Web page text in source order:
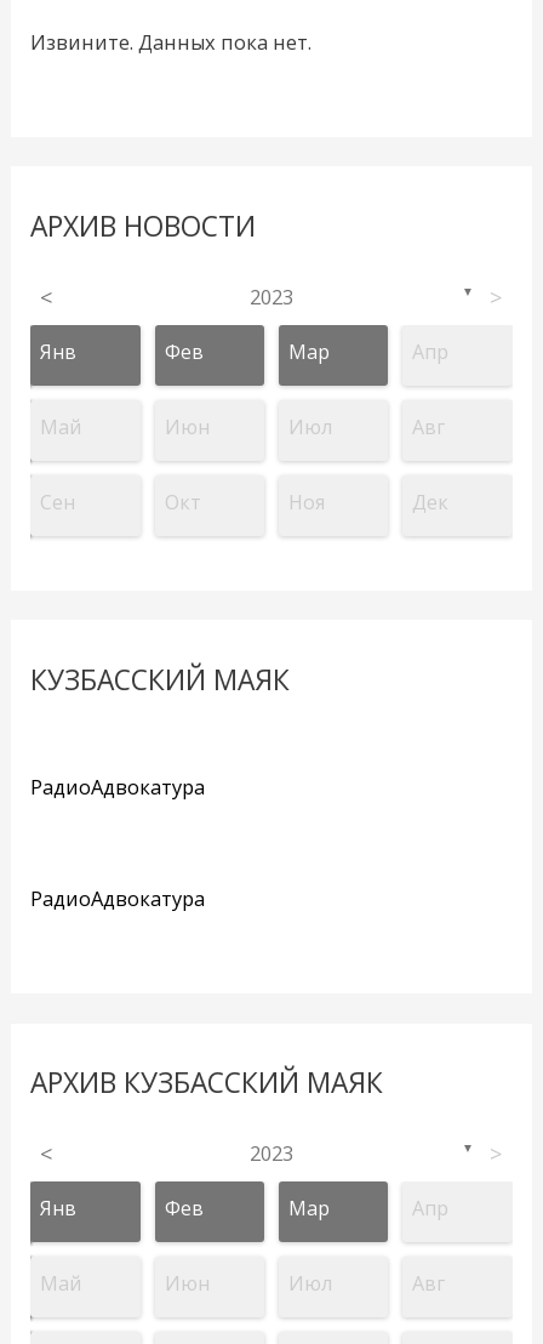
Извините. Данных пока нет.
АРХИВ НОВОСТИ
< 2023 ▼ >
Янв Фев Мар Апр
Май Июн Июл Авг
Сен Окт Ноя Дек
КУЗБАССКИЙ МАЯК
РадиоАдвокатура
РадиоАдвокатура
АРХИВ КУЗБАССКИЙ МАЯК
< 2023 ▼ >
Янв Фев Мар Апр
Май Июн Июл Авг